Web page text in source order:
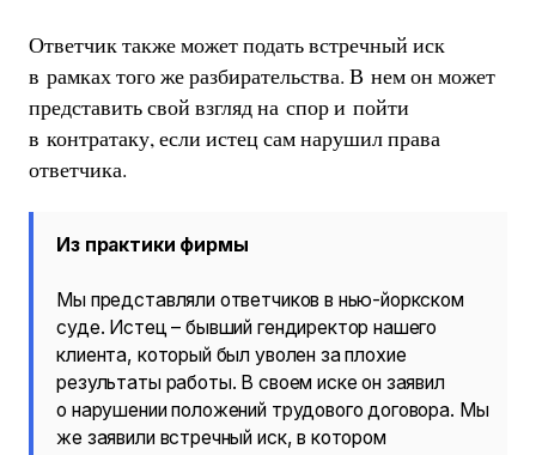
Ответчик также может подать встречный иск
в рамках того же разбирательства. В нем он может
представить свой взгляд на спор и пойти
в контратаку, если истец сам нарушил права
ответчика.
Из практики фирмы
Мы представляли ответчиков в нью-йоркском
суде. Истец – бывший гендиректор нашего
клиента, который был уволен за плохие
результаты работы. В своем иске он заявил
о нарушении положений трудового договора. Мы
же заявили встречный иск, в котором